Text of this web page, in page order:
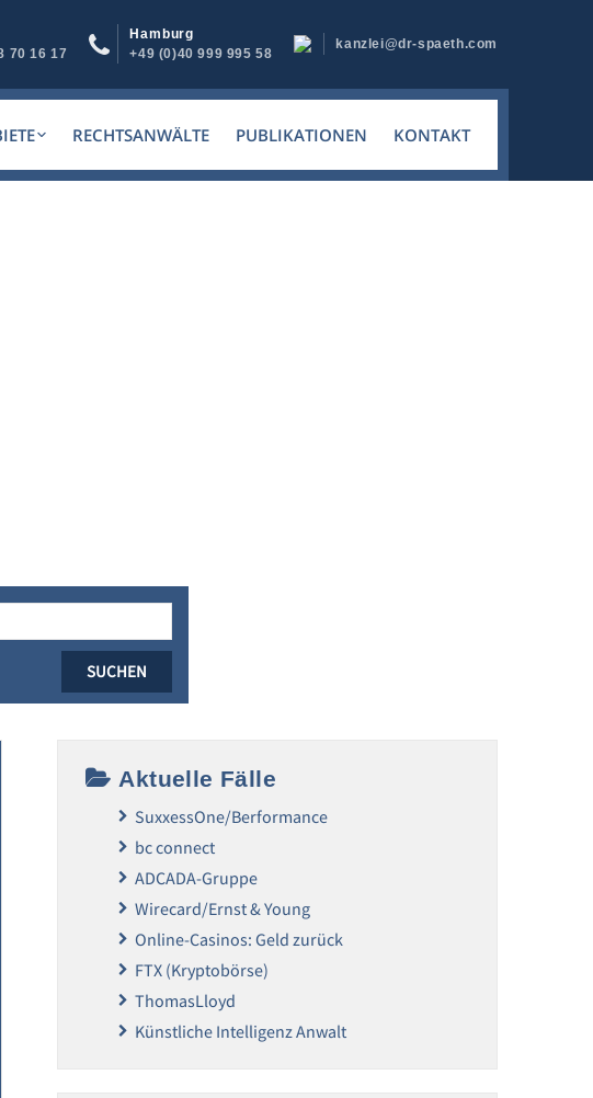
70 16 17
Hamburg
+49 (0)40 999 995 58
kanzlei@dr-spaeth.com
RECHTSANWÄLTE PUBLIKATIONEN KONTAKT
Aktuelle Fälle
SuxxessOne/Berformance
bc connect
ADCADA-Gruppe
Wirecard/Ernst & Young
Online-Casinos: Geld zurück
FTX (Kryptobörse)
ThomasLloyd
Künstliche Intelligenz Anwalt